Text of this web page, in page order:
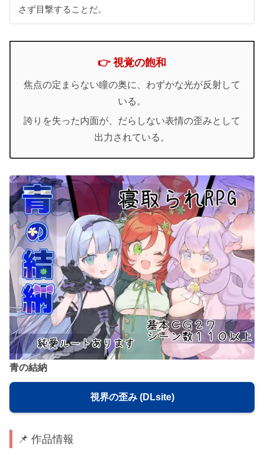
さず目撃することだ。
👉 視覚の飽和
焦点の定まらない瞳の奥に、わずかな光が反射して
いる。
誇りを失った内面が、だらしない表情の歪みとして
出力されている。
青の結納
視界の歪み (DLsite)
📌 作品情報